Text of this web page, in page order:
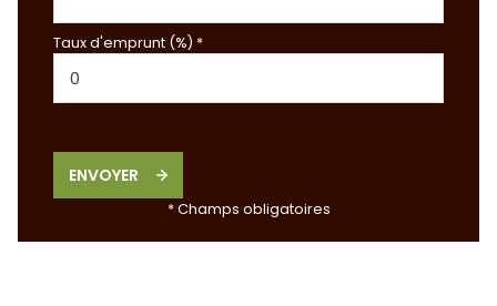
Taux d'emprunt (%) *
ENVOYER
* Champs obligatoires